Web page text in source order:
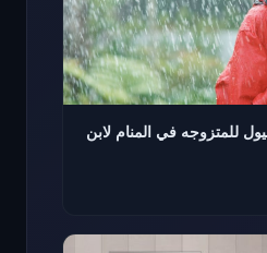
للمتزوجه في المنام لابن